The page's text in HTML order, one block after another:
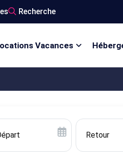
Recherche
Vacances